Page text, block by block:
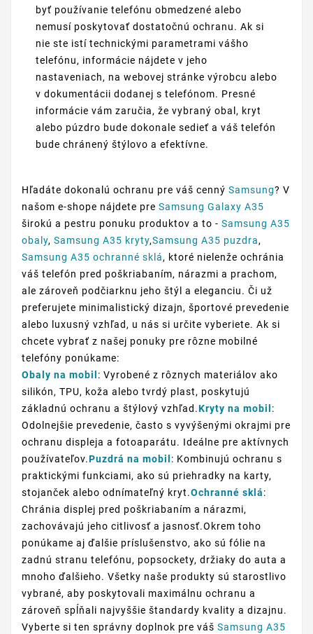
byť používanie telefónu obmedzené alebo
nemusí poskytovať dostatočnú ochranu. Ak si
nie ste istí technickými parametrami vášho
telefónu, informácie nájdete v jeho
nastaveniach, na webovej stránke výrobcu alebo
v dokumentácii dodanej s telefónom. Presné
informácie vám zaručia, že vybraný obal, kryt
alebo púzdro bude dokonale sedieť a váš telefón
bude chránený štýlovo a efektívne.
Hľadáte dokonalú ochranu pre váš cenný Samsung? V
našom e-shope nájdete pre Samsung Galaxy A35
širokú a pestru ponuku produktov a to - Samsung A35
obaly, Samsung A35 kryty,Samsung A35 puzdra,
Samsung A35 ochranné sklá, ktoré nielenže ochránia
váš telefón pred poškriabaním, nárazmi a prachom,
ale zároveň podčiarknu jeho štýl a eleganciu. Či už
preferujete minimalistický dizajn, športové prevedenie
alebo luxusný vzhľad, u nás si určite vyberiete. Ak si
chcete vybrať z našej ponuky pre rôzne mobilné
telefóny ponúkame:
Obaly na mobil : Vyrobené z rôznych materiálov ako
silikón, TPU, koža alebo tvrdý plast, poskytujú
základnú ochranu a štýlový vzhľad.Kryty na mobil :
Odolnejšie prevedenie, často s vyvýšenými okrajmi pre
ochranu displeja a fotoaparátu. Ideálne pre aktívnych
používateľov.Puzdrá na mobil : Kombinujú ochranu s
praktickými funkciami, ako sú priehradky na karty,
stojanček alebo odnímateľný kryt.Ochranné sklá:
Chránia displej pred poškriabaním a nárazmi,
zachovávajú jeho citlivosť a jasnosť.Okrem toho
ponúkame aj ďalšie príslušenstvo, ako sú fólie na
zadnú stranu telefónu, popsockety, držiaky do auta a
mnoho ďalšieho. Všetky naše produkty sú starostlivo
vybrané, aby poskytovali maximálnu ochranu a
zároveň spĺňali najvyššie štandardy kvality a dizajnu.
Vyberte si ten správny doplnok pre váš Samsung A35